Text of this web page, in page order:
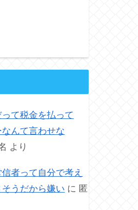
て税金を払って
んて言わせな
より
者って自分で考え
うだから嫌い に 匿